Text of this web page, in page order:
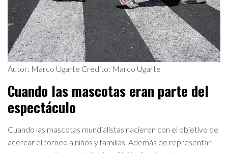
Autor: Marco Ugarte Crédito: Marco Ugarte
Cuando las mascotas eran parte del
espectáculo
Cuando las mascotas mundialistas nacieron con el objetivo de
acercar el torneo a niños y familias. Además de representar